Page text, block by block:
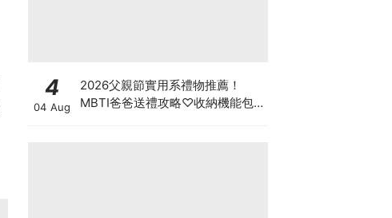
4
04 Aug
2026父親節實用系禮物推薦！
MBTI爸爸送禮攻略♡收納機能包